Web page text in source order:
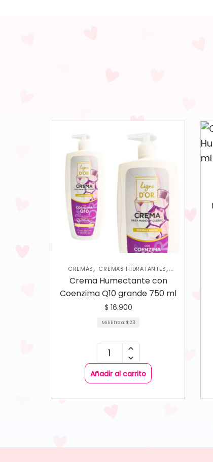
CREMAS, CREMAS HIDRATANTES,
HIDRATANTES CORPORALES, NUEVA
,
Crema Humectante con
Coenzima Q10 grande 750 ml
$ 16.900
Mililitro a:$ 23
Añadir al carrito